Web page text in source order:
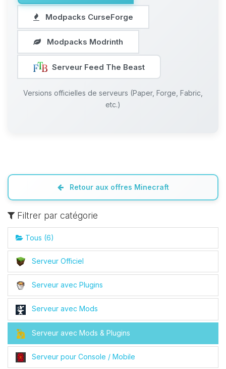
Modpacks CurseForge
Modpacks Modrinth
Serveur Feed The Beast
Versions officielles de serveurs (Paper, Forge, Fabric,
etc.)
Retour aux offres Minecraft
Filtrer par catégorie
Tous (6)
Serveur Officiel
Serveur avec Plugins
Serveur avec Mods
Serveur avec Mods & Plugins
Serveur pour Console / Mobile